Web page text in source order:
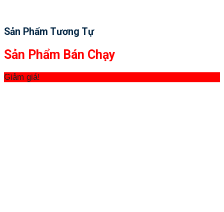
Sản Phẩm Tương Tự
Sản Phẩm Bán Chạy
Giảm giá!